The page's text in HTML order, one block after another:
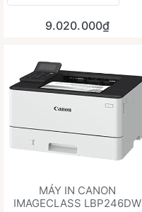
9.020.000₫
MÁY IN CANON
IMAGECLASS LBP246DW